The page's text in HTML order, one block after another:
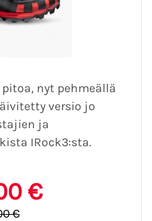
nyt pehmeällä
versio jo
ja
IRock3:sta.
€
€